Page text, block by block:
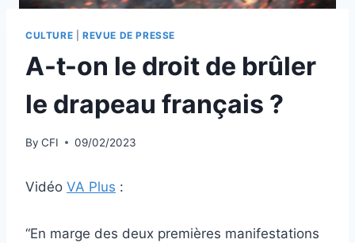
CULTURE REVUE DE PRESSE
A-t-on le droit de brûler
le drapeau français ?
By CFI 09/02/2023
Vidéo VA Plus :
“En marge des deux premières manifestations